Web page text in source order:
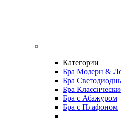
Категории
Бра Модерн &
Бра
Бра
Бра с Абажуром
Бра с Плафоном